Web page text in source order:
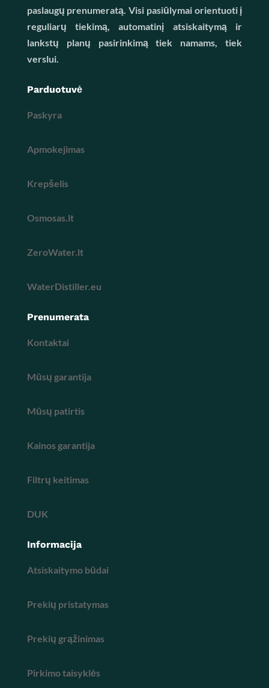
paslaugų prenumeratą. Visi pasiūlymai orientuoti į
reguliarų tiekimą, automatinį atsiskaitymą ir
lankstų planų pasirinkimą tiek namams, tiek
verslui.
Parduotuvė
Paskyra
Apmokejimas
Krepšelis
Osmosas.lt
ZeroWater.lt
WaterDistiller.eu
Prenumerata
Kontaktai
Mūsų garantija
Mūsų patirtis
Kainos garantija
Filtrų keitimas
DUK
Informacija
Atsiskaitymo būdai
Prekių pristatymas
Prekių grąžinimas
Pirkimo taisyklės